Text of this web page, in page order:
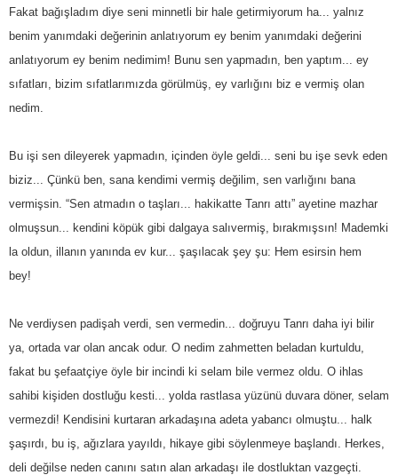
Fakat bağışladım diye seni minnetli bir hale getirmiyorum ha... yalnız
benim yanımdaki değerinin anlatıyorum ey benim yanımdaki değerini
anlatıyorum ey benim nedimim! Bunu sen yapmadın, ben yaptım... ey
sıfatları, bizim sıfatlarımızda görülmüş, ey varlığını biz e vermiş olan
nedim.
Bu işi sen dileyerek yapmadın, içinden öyle geldi... seni bu işe sevk eden
biziz... Çünkü ben, sana kendimi vermiş değilim, sen varlığını bana
vermişsin. “Sen atmadın o taşları... hakikatte Tanrı attı” ayetine mazhar
olmuşsun... kendini köpük gibi dalgaya salıvermiş, bırakmışsın! Mademki
la oldun, illanın yanında ev kur... şaşılacak şey şu: Hem esirsin hem
bey!
Ne verdiysen padişah verdi, sen vermedin... doğruyu Tanrı daha iyi bilir
ya, ortada var olan ancak odur. O nedim zahmetten beladan kurtuldu,
fakat bu şefaatçiye öyle bir incindi ki selam bile vermez oldu. O ihlas
sahibi kişiden dostluğu kesti... yolda rastlasa yüzünü duvara döner, selam
vermezdi! Kendisini kurtaran arkadaşına adeta yabancı olmuştu... halk
şaşırdı, bu iş, ağızlara yayıldı, hikaye gibi söylenmeye başlandı. Herkes,
deli değilse neden canını satın alan arkadaşı ile dostluktan vazgeçti.